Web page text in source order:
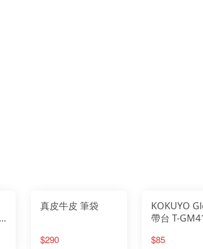
真皮牛皮 筆袋
$290
KOKUYO Gloo 膠
帶台 T-
$85